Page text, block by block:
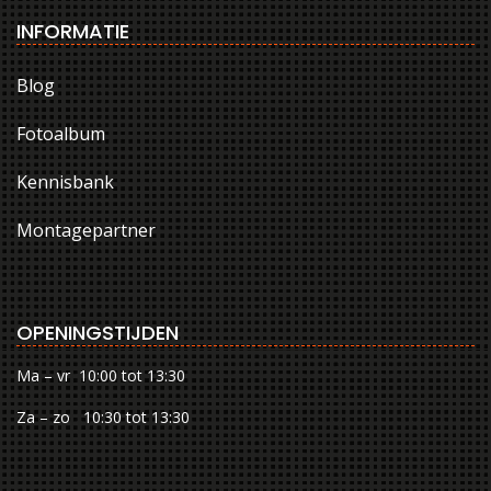
INFORMATIE
Blog
Fotoalbum
Kennisbank
Montagepartner
OPENINGSTIJDEN
Ma – vr 10:00 tot 13:30
Za – zo 10:30 tot 13:30